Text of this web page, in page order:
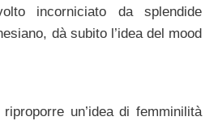
incorniciato da splendide
dà subito l’idea del mood
un’idea di femminilità